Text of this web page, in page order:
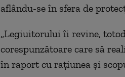
aflându-se în sfera de
„Legiuitorului îi revine,
corespunzătoare care să
în raport cu raţiunea şi